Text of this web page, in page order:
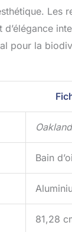
Les
pour la
Bain
81,28